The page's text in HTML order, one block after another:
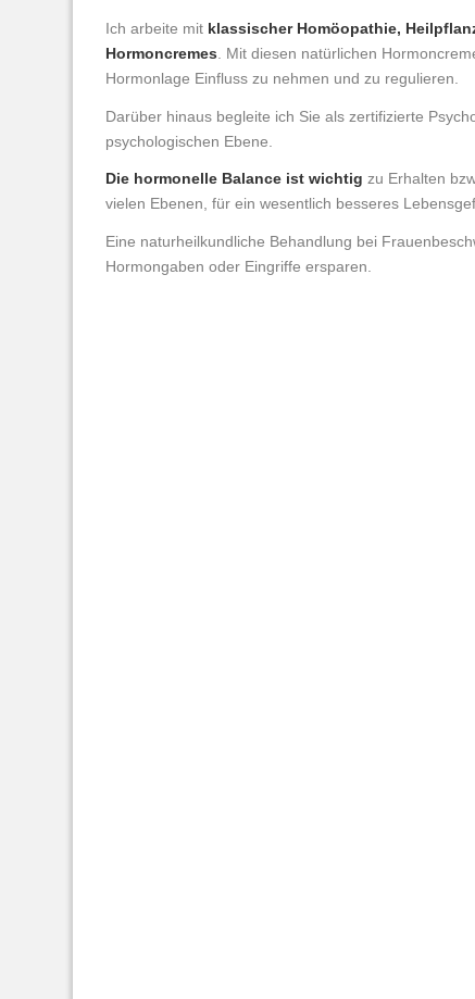
Ich arbeite mit klassischer Homöopathie,
Hormoncremes . Mit diesen natürlichen
Hormonlage Einfluss zu nehmen und zu regulieren.
Darüber hinaus begleite ich Sie als zertifizierte
psychologischen Ebene.
Die hormonelle Balance ist wichtig zu Erhalten
vielen Ebenen, für ein wesentlich besseres
Eine naturheilkundliche Behandlung bei
Hormongaben oder Eingriffe ersparen.